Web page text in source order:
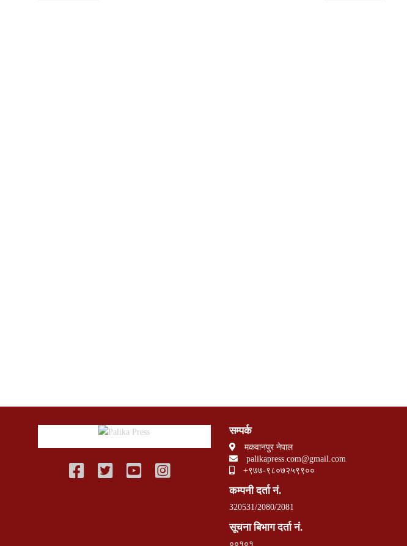
सम्पर्क
मकवानपुर नेपाल
palikapress.com@gmail.com
+९७७-९८०७२५९९००
कम्पनी दर्ता नं.
320531/2080/2081
सूचना बिभाग दर्ता नं.
००१०१